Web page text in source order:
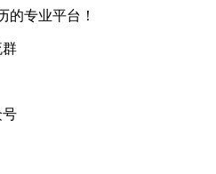
的专业平台！